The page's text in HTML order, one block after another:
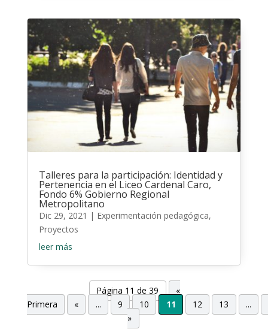
Talleres para la participación: Identidad y
Pertenencia en el Liceo Cardenal Caro,
Fondo 6% Gobierno Regional
Metropolitano
Dic 29, 2021 | Experimentación pedagógica,
Proyectos
leer más
Página 11 de 39
«
Primera
« ... 9 10 11 12 13
...
»